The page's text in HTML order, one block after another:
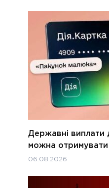
Державні виплати
можна отримувати
06.08.2026